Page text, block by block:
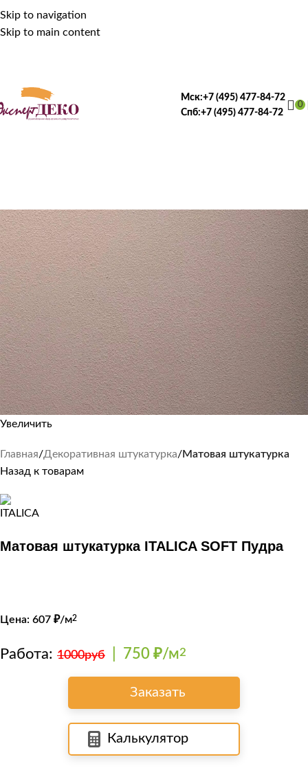
Skip to navigation
Skip to main content
Мск:+7 (495) 477-84-72
Спб:+7 (495) 477-84-72
0
Увеличить
Главная Декоративная штукатурка
Матовая штукатурка
Назад к товарам
Матовая штукатурка ITALICA SOFT Пудра
Цена: 607 ₽/м2
Работа: 1000руб 750 ₽/м2
Заказать
Калькулятор